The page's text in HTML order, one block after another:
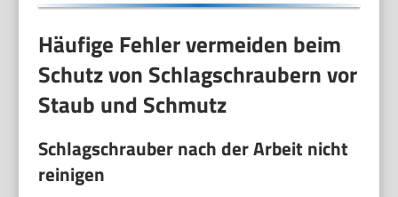
Häufige Fehler vermeiden beim
Schutz von Schlagschraubern vor
Staub und Schmutz
Schlagschrauber nach der Arbeit nicht
reinigen